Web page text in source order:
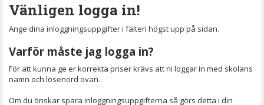
Vänligen logga in!
Ange dina inloggningsuppgifter i fälten högst upp på sidan.
Varför måste jag logga in?
För att kunna ge er korrekta priser krävs att ni loggar in med skolans
namn och lösenord ovan.
Om du önskar spara inloggningsuppgifterna så görs detta i din